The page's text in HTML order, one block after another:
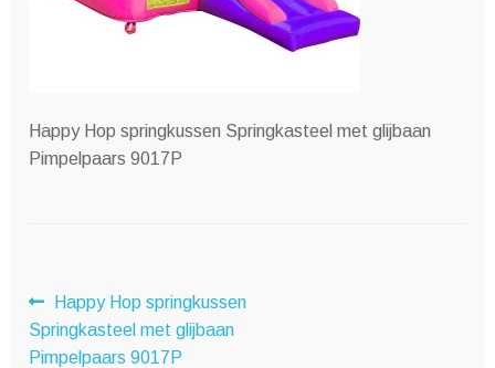
Happy Hop springkussen Springkasteel met glijbaan
Pimpelpaars 9017P
Bericht
navigatie
Vorig
bericht:
Happy Hop springkussen
Springkasteel met glijbaan
Pimpelpaars 9017P